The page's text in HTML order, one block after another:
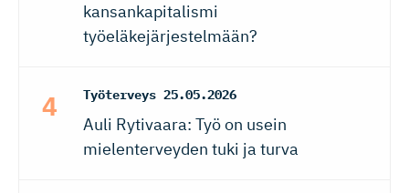
kansankapitalismi
työeläkejärjestelmään?
Työterveys 25.05.2026
Auli Rytivaara: Työ on usein
mielenterveyden tuki ja turva